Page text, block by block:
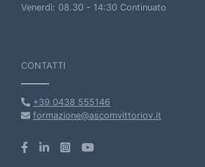
Venerdì: 08.30 - 14:30 Continuato
CONTATTI
+39 0438 555146
formazione@ascomvittoriov.it